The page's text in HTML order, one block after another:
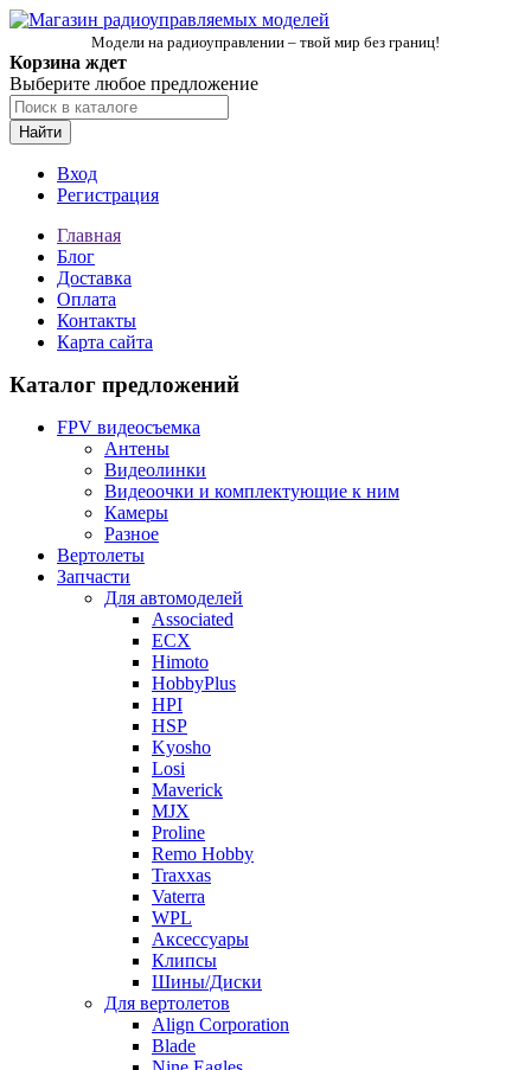
Модели на радиоуправлении – твой мир без границ!
Корзина ждет
Выберите любое предложение
Найти
Вход
Регистрация
Главная
Блог
Доставка
Оплата
Контакты
Карта сайта
Каталог предложений
FPV видеосъемка
Антены
Видеолинки
Видеоочки и комплектующие к ним
Камеры
Разное
Вертолеты
Запчасти
Для автомоделей
Associated
ECX
Himoto
HobbyPlus
HPI
HSP
Kyosho
Losi
Maverick
MJX
Proline
Remo Hobby
Traxxas
Vaterra
WPL
Аксессуары
Клипсы
Шины/Диски
Для вертолетов
Align Corporation
Blade